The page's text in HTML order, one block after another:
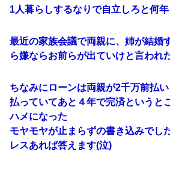
1人暮らしするなりで自立しろと何
最近の家族会議で両親に、姉が結婚
ら嫌ならお前らが出ていけと言われ
ちなみにローンは両親が2千万前払
払っていてあと４年で完済というと
ハメになった
モヤモヤが止まらずの書き込みでし
レスあれば答えます(泣)